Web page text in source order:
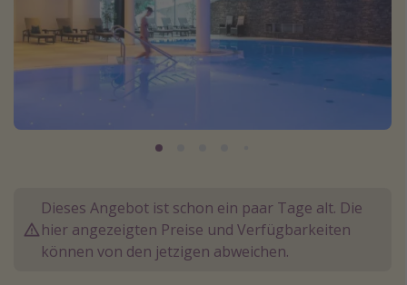
Alle Reiseziele
Bodensee Urlaub
Normandie Urlaub
Kefalonia Urlaub
Krabi Urlaub
Dieses Angebot ist schon ein paar Tage alt. Die
hier angezeigten Preise und Verfügbarkeiten
können von den jetzigen abweichen.